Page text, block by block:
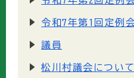
議員
松川村議会について